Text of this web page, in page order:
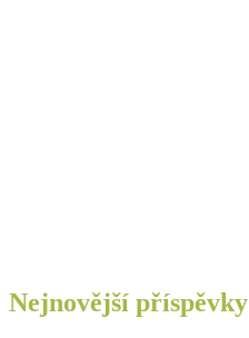
Nejnovější příspěvky